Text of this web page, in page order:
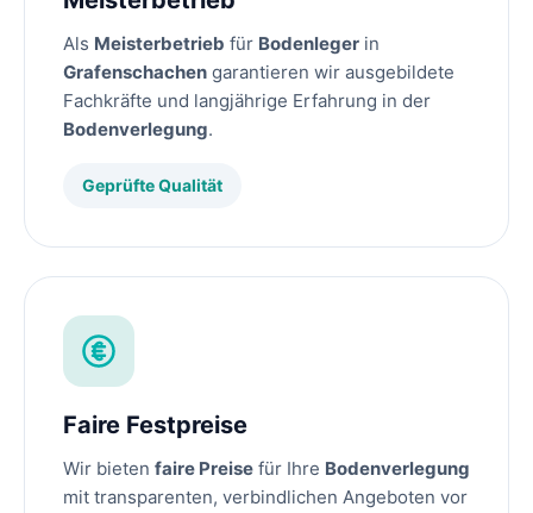
Als Meisterbetrieb für Bodenleger in
Grafenschachen garantieren wir ausgebildete
Fachkräfte und langjährige Erfahrung in der
Bodenverlegung.
Geprüfte Qualität
Faire Festpreise
Wir bieten faire Preise für Ihre Bodenverlegung
mit transparenten, verbindlichen Angeboten vor